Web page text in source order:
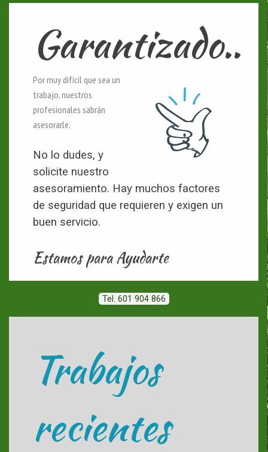
Garantizado..
Por muy difícil que sea un
trabajo, nuestros
profesionales sabrán
asesorarle.
No lo dudes, y
solicite nuestro
asesoramiento. Hay muchos factores
de seguridad que requieren y exigen un
buen servicio.
Estamos para Ayudarte
Tel. 601 904 866
Trabajos
recientes